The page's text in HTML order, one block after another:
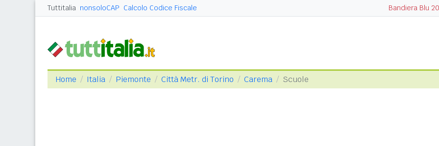
Tuttitalia nonsoloCAP Calcolo Codice Fiscale Bandiera Blu
Home Italia Piemonte Città Metr. di Torino Carema Scuole